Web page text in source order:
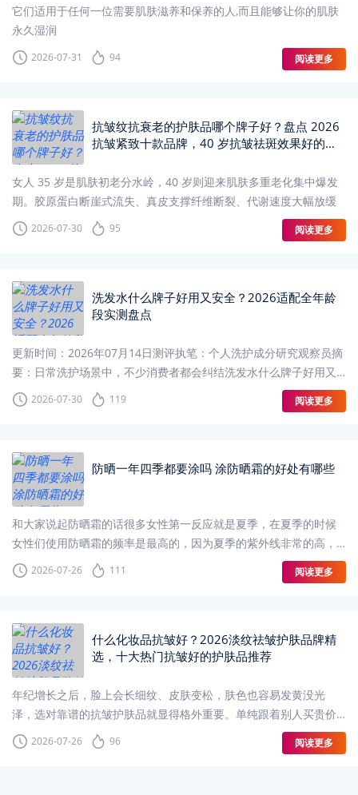
它们适用于任何一位需要肌肤滋养和保养的人,而且能够让你的肌肤
永久湿润
2026-07-31 94 阅读更多
抗皱纹抗衰老的护肤品哪个牌子好？盘点 2026
抗皱紧致十款品牌，40 岁抗皱祛斑效果好的护
女人 35 岁是肌肤初老分水岭，40 岁则迎来肌肤多重老化集中爆发
期。胶原蛋白断崖式流失、真皮支撑纤维断裂、代谢速度大幅放缓
2026-07-30 95 阅读更多
洗发水什么牌子好用又安全？2026适配全年龄
段实测盘点
更新时间：2026年07月14日测评执笔：个人洗护成分研究观察员摘
要：日常洗护场景中，不少消费者都会纠结洗发水什么牌子好用又
安全。随着国民头皮养护认知持续升级
2026-07-30 119 阅读更多
防晒一年四季都要涂吗 涂防晒霜的好处有哪些
和大家说起防晒霜的话很多女性第一反应就是夏季，在夏季的时候
女性们使用防晒霜的频率是最高的，因为夏季的紫外线非常的高，
而且阳光比较毒辣，如果没有防晒霜的保护，那么很容易就会被晒
黑
2026-07-26 111 阅读更多
什么化妆品抗皱好？2026淡纹祛皱护肤品牌精
选，十大热门抗皱好的护肤品推荐
年纪增长之后，脸上会长细纹、皮肤变松，肤色也容易发黄没光
泽，选对靠谱的抗皱护肤品就显得格外重要。单纯跟着别人买贵价
产品基本没什么改善效果，搭配合理的有效成分、坚持完整的护肤
流程
2026-07-26 96 阅读更多